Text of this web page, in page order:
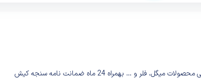
خرید و بررسی تمامی محصولات میگل، فلر و … بهمراه 24 ماه ضمانت نامه سنجه کیش